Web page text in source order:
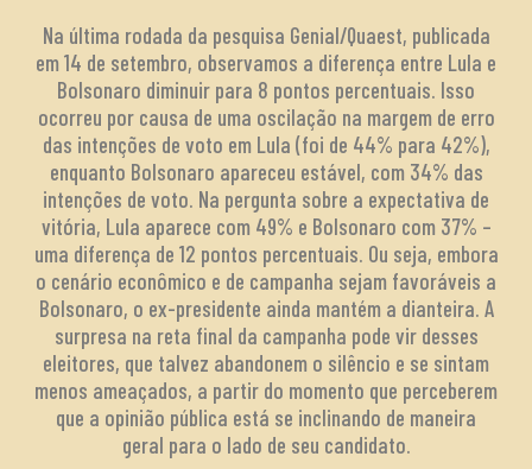
Na última rodada da pesquisa Genial/Quaest, publicada
em 14 de setembro, observamos a diferença entre Lula e
Bolsonaro diminuir para 8 pontos percentuais. Isso
ocorreu por causa de uma oscilação na margem de erro
das intenções de voto em Lula (foi de 44% para 42%),
enquanto Bolsonaro apareceu estável, com 34% das
intenções de voto. Na pergunta sobre a expectativa de
vitória, Lula aparece com 49% e Bolsonaro com 37% –
uma diferença de 12 pontos percentuais. Ou seja, embora
o cenário econômico e de campanha sejam favoráveis a
Bolsonaro, o ex-presidente ainda mantém a dianteira. A
surpresa na reta final da campanha pode vir desses
eleitores, que talvez abandonem o silêncio e se sintam
menos ameaçados, a partir do momento que perceberem
que a opinião pública está se inclinando de maneira
geral para o lado de seu candidato.